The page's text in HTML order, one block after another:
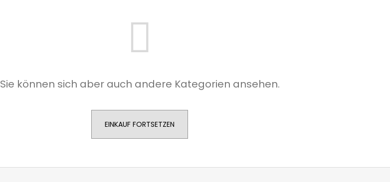
Sie können sich aber auch andere Kategorien ansehen.
EINKAUF FORTSETZEN